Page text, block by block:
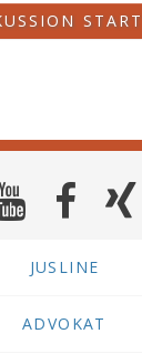
JUSLINE
ADVOKAT